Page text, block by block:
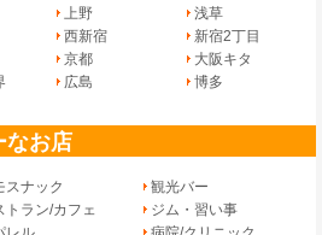
上野
浅草
西新宿
新宿2丁目
京都
大阪キタ
広島
博多
なお店
スナック
観光バー
トラン/カフェ
ジム・習い事